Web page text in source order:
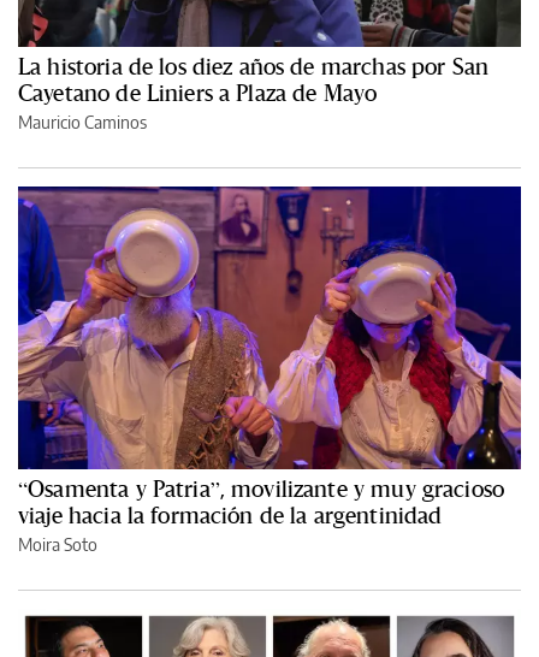
La historia de los diez años de marchas por San
Cayetano de Liniers a Plaza de Mayo
Mauricio Caminos
“Osamenta y Patria”, movilizante y muy gracioso
viaje hacia la formación de la argentinidad
Moira Soto